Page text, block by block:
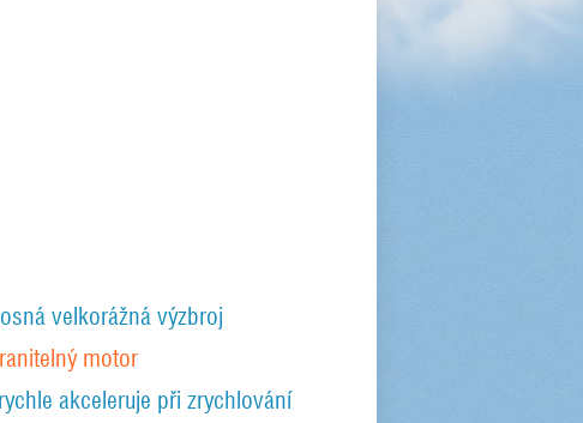
velkorážná výzbroj
motor
akceleruje při zrychlování